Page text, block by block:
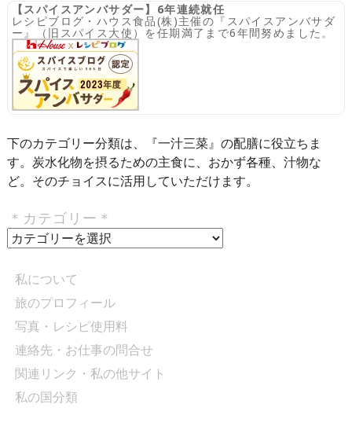
【スパイスアンバサダー】6年連続就任
レシピブログ・ハウス食品(株)主催の『スパイスアンバサダ
ー』（旧スパイス大使）を任期満了まで6年間努めました。
下のカテゴリー分類は、『一汁三菜』の配膳に役立ちま
す。炭水化物を摂るための主食に、おかず各種、汁物な
ど。そのチョイスに活用していただけます。
＊カテゴリー＊
＊
テ
ゴ
リ
ー
＊
私について
旅のプロフィール
写真・レシピ使用料
連絡先・お仕事の問合せ
関連リンク・私の他サイト
私の国分類